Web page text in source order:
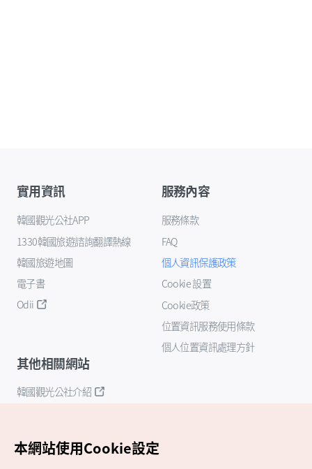
實用資訊
韓國觀光公社APP
1330韓國旅遊諮詢翻譯熱線
韓國旅遊地圖
電子書
Odii
服務內容
服務條款
FAQ
個人資訊保護政策
Cookie 設置
Cookie政策
位置資訊服務使用條款
個人位置資訊處理方針
其他相關網站
韓國觀光公社介紹
本網站使用Cookie設定